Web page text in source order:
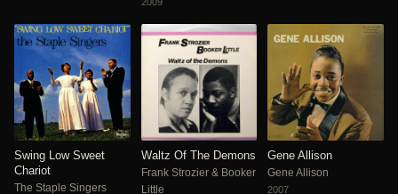
Swing Low Sweet
Chariot
The Staple Singers
Waltz Of The Demons
Frank Strozier & Booker
Little
Gene Allison
Gene Allison
2007